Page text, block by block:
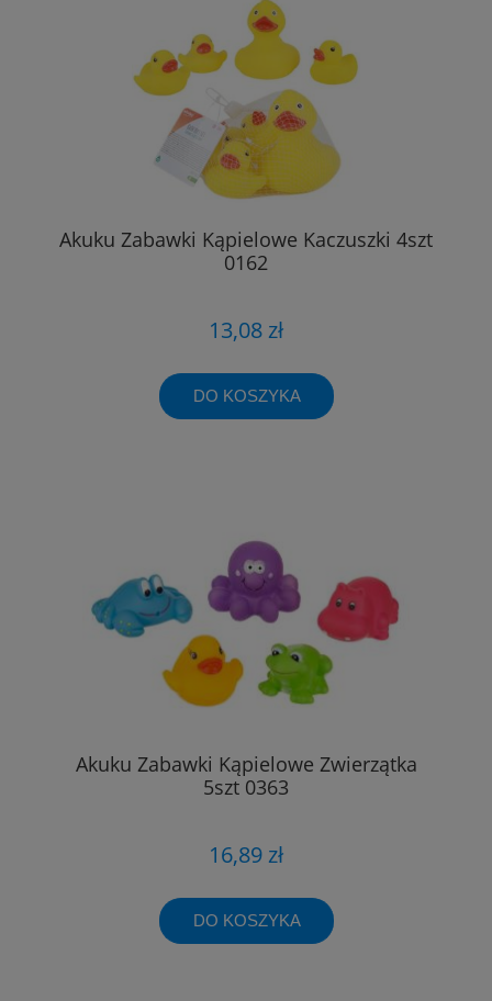
Akuku Zabawki Kąpielowe Kaczuszki 4szt
0162
13,08 zł
DO KOSZYKA
Akuku Zabawki Kąpielowe Zwierzątka
5szt 0363
16,89 zł
DO KOSZYKA